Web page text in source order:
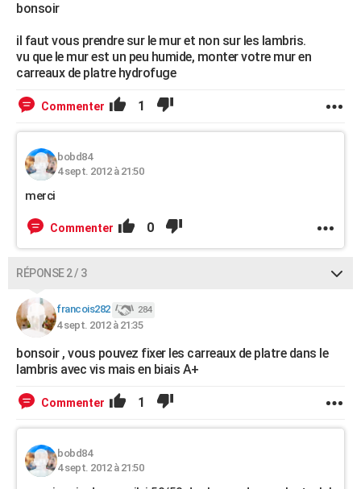
Bricolage
Lifestyle
Culture
Sport
Auto
Television
Voyage
Cinema
bonsoir
il faut vous prendre sur le mur et non sur les lambris.
vu que le mur est un peu humide, monter votre mur en
carreaux de platre hydrofuge
Commenter 1
bobd84
4 sept. 2012 à 21:50
merci
Commenter 0
RÉPONSE 2 / 3
francois282 284
4 sept. 2012 à 21:35
bonsoir , vous pouvez fixer les carreaux de platre dans le
lambris avec vis mais en biais A+
Commenter 1
bobd84
4 sept. 2012 à 21:50